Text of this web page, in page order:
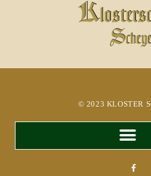
© 2023 KLOSTER